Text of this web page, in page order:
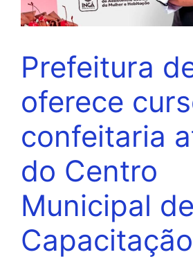
Prefeitura
oferece
confeitaria
do Centro
Municipal de
Capacitação